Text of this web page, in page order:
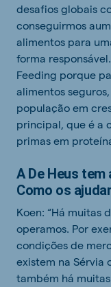
desafios globais
conseguirmos
alimentos para
forma
Feeding porque
alimentos
população em
principal, que é a
primas em
A De Heus
Como os
Koen: “Há muitas
operamos. Por
condições de
existem na Sérvia
também há